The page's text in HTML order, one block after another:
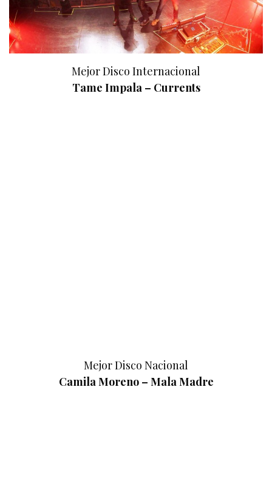
Mejor Disco Internacional
Tame Impala – Currents
Mejor Disco Nacional
Camila Moreno – Mala Madre